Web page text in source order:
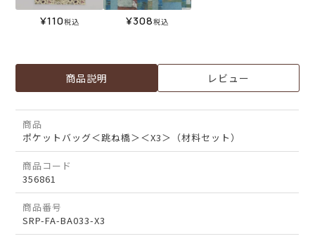
¥110税込 ¥308税込
商品説明 レビュー
商品
ポケットバッグ＜跳ね橋＞＜X3＞（材料セット）
商品コード
356861
商品番号
SRP-FA-BA033-X3